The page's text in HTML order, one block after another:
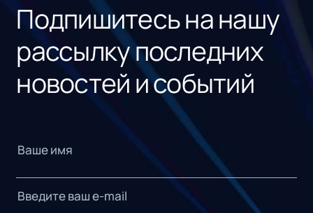
Подпишитесь на нашу
рассылку последних
новостей и событий